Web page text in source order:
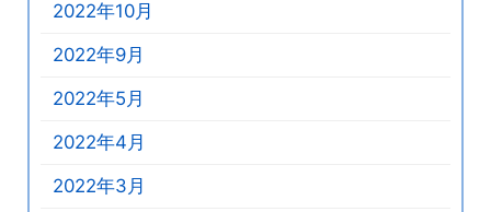
2022年10月
2022年9月
2022年5月
2022年4月
2022年3月